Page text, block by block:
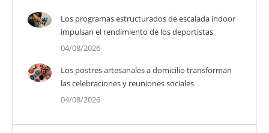
Los programas estructurados de escalada indoor
impulsan el rendimiento de los deportistas
04/08/2026
Los postres artesanales a domicilio transforman
las celebraciones y reuniones sociales
04/08/2026